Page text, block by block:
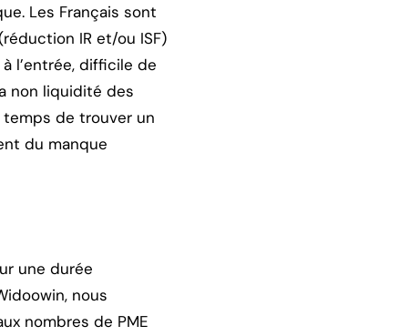
Les Français sont
IR et/ou ISF)
l’entrée, difficile de
non liquidité des
de trouver un
du manque
une durée
nous
nombres de PME